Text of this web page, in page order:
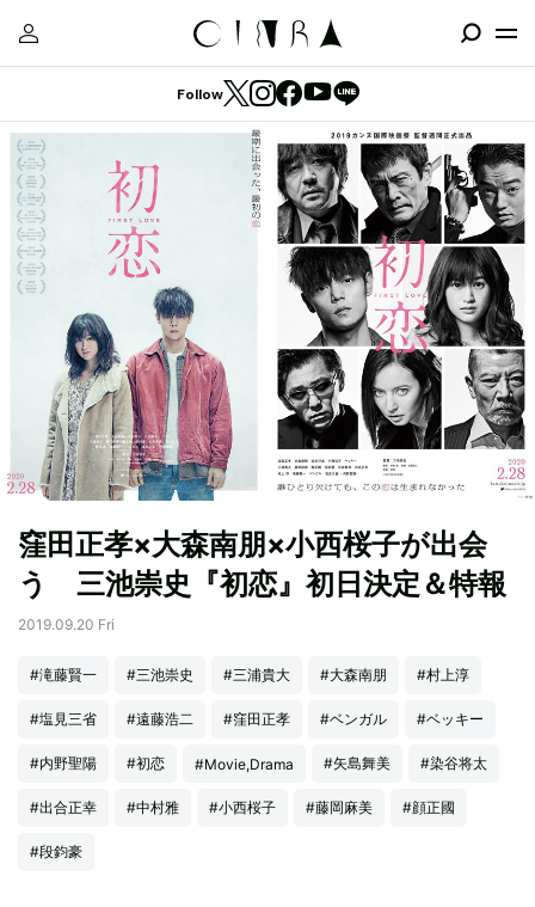
Follow
窪田正孝×大森南朋×小西桜子が出会
う 三池崇史『初恋』初日決定＆特報
2019.09.20 Fri
#滝藤賢一 #三池崇史 #三浦貴大 #大森南朋 #村上淳
#塩見三省 #遠藤浩二 #窪田正孝 #ベンガル #ベッキー
#内野聖陽 #初恋 #Movie,Drama #矢島舞美 #染谷将太
#出合正幸 #中村雅 #小西桜子 #藤岡麻美 #顔正國
#段鈞豪